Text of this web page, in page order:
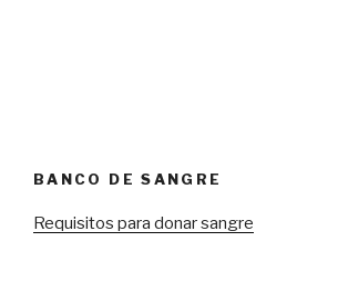
BANCO DE SANGRE
Requisitos para donar sangre